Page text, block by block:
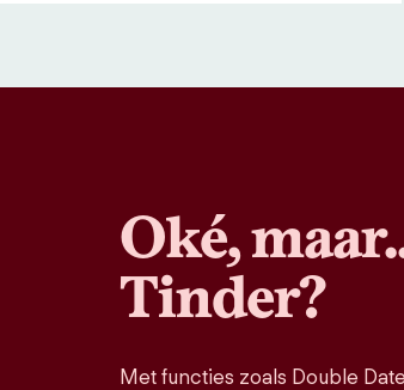
Oké,
Tinder?
Met functies zoals Double